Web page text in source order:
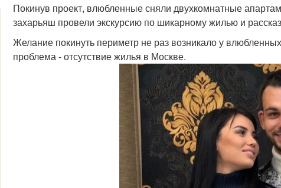
Покинув проект, влюбленные сняли двухкомнатные
захарьяш провели экскурсию по шикарному жилью и
Желание покинуть периметр не раз возникало у
проблема - отсутствие жилья в Москве.